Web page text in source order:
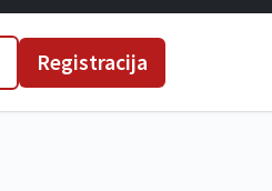
Registracija